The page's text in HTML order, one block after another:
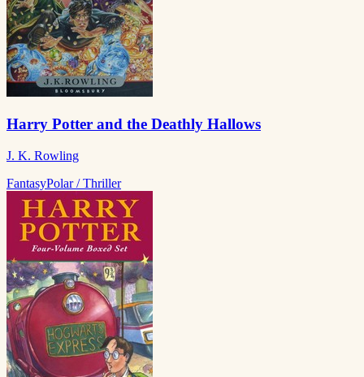
Harry Potter and the Deathly Hallows
J. K. Rowling
FantasyPolar / Thriller